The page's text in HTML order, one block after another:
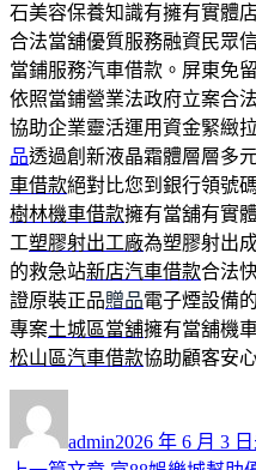
石美容保養知識有擁有實體
合法當舖優質服務融資民眾
當鋪服務汽車借款。屏東免
依照當鋪營業法政府立案合
協助企業靈活運用資金緊緻
品透過創新液晶霜體層層多
車借款絕對比您到銀行領號
樹林機車借款擁有當舖有實
工塑膠射出工廠為塑膠射出
的救急站新店汽車借款合法
證原裝正品贈品電子煙設備
專案土城區當舖擁有當舖機
松山區汽車借款協助顧客安
者
admin佈
日
2026 年 6 月 3 日